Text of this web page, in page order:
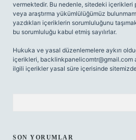
vermektedir. Bu nedenle, sitedeki
veya araştırma yükümlülüğümüz
yazdıkları içeriklerin sorumluluğunu
bu sorumluluğu kabul etmiş sayılırlar.
Hukuka ve yasal düzenlemelere aykırı
içerikleri, backlinkpanelicomtr@gmail.com
ilgili içerikler yasal süre içerisinde
SON YORUMLAR